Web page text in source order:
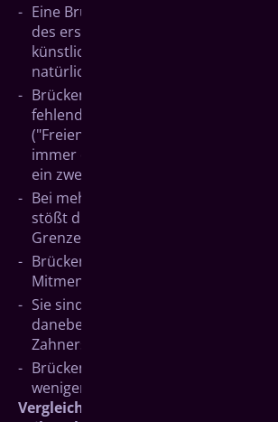
Eine Brücke kann den
des ersetzten Zahnes nicht
künstliche Wurzel eingesetzt wird,
natürliche Belastung des
Brücken eignen sich nicht in allen
fehlenden Zähnen am Ende eine
("Freiendsituationen") erreicht man
immer die erforderliche dauerhafte
ein zweiter Pfeilerzahn fehlt.
Bei mehr als drei fehlenden Zähnen
stößt die Brücke aus
Grenzen.
Brücken werden bei genauem
Mitmenschen meist als Zahnersatz
Sie sind oft nicht erweiterbar.
daneben verloren, muss über eine
Zahnersatzlösung nachgedacht
Brücken sind die kostengünstigere
weniger aufwändige Lösung.
Vergleich mit nicht-